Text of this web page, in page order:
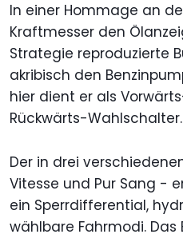
In einer Hommage an
Kraftmesser den
Strategie reproduzierte
akribisch den
hier dient er als
Rückwärts-Wahlschalter.
Der in drei
Vitesse und Pur Sang -
ein Sperrdifferential,
wählbare Fahrmodi.